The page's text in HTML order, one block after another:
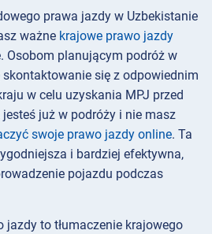
prawa jazdy w Uzbekistanie
ważne krajowe prawo jazdy
Osobom planującym podróż w
się z odpowiednim
w celu uzyskania MPJ przed
już w podróży i nie masz
swoje prawo jazdy online. Ta
i bardziej efektywna,
pojazdu podczas
jazdy to tłumaczenie krajowego